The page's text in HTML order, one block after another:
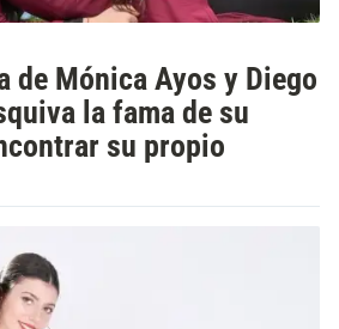
de Mónica Ayos y Diego
la fama de su
su propio